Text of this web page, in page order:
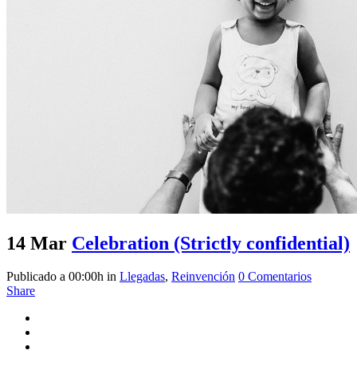
14 Mar Celebration (Strictly confidential)
Publicado a 00:00h in Llegadas, Reinvención 0 Comentarios
Share